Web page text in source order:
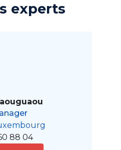
experts
88 04